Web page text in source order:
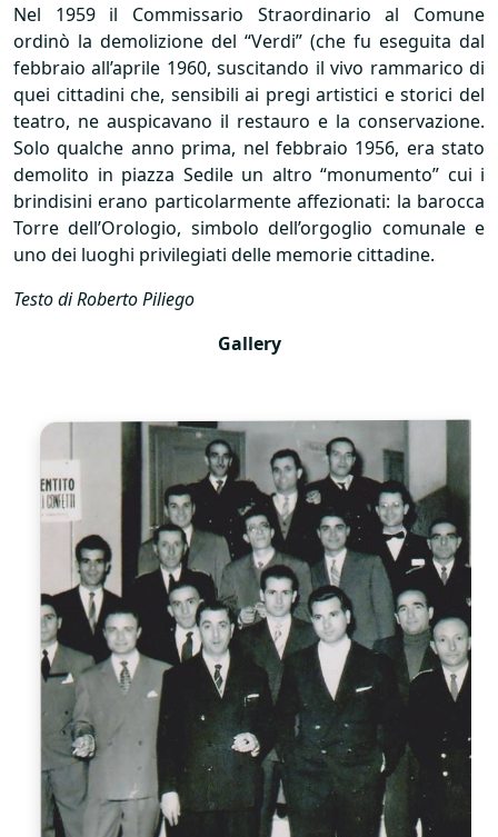
Nel 1959 il Commissario Straordinario al Comune
ordinò la demolizione del “Verdi” (che fu eseguita dal
febbraio all’aprile 1960, suscitando il vivo rammarico di
quei cittadini che, sensibili ai pregi artistici e storici del
teatro, ne auspicavano il restauro e la conservazione.
Solo qualche anno prima, nel febbraio 1956, era stato
demolito in piazza Sedile un altro “monumento” cui i
brindisini erano particolarmente affezionati: la barocca
Torre dell’Orologio, simbolo dell’orgoglio comunale e
uno dei luoghi privilegiati delle memorie cittadine.
Testo di Roberto Piliego
Gallery